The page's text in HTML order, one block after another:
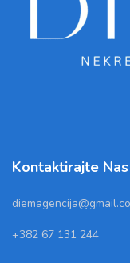
Kontaktirajte Nas
+382 67 131 244